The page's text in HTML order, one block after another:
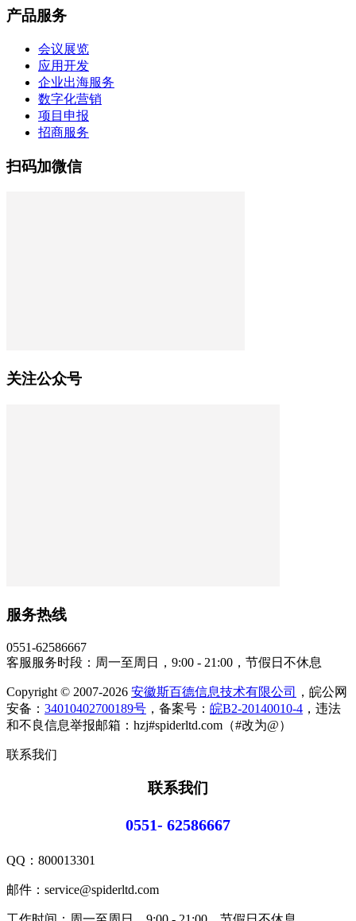
产品服务
会议展览
应用开发
企业出海服务
数字化营销
项目申报
招商服务
扫码加微信
关注公众号
服务热线
0551-62586667
客服服务时段：周一至周日，9:00 - 21:00，节假日不休息
Copyright © 2007-2026 安徽斯百德信息技术有限公司
，皖公网
安备： 34010402700189号 ，备案号： 皖B2-20140010-4 ，违法
和不良信息举报邮箱：hzj#spiderltd.com（#改为@）
联系我们
联系我们
0551- 62586667
QQ： 800013301
邮件：service@spiderltd.com